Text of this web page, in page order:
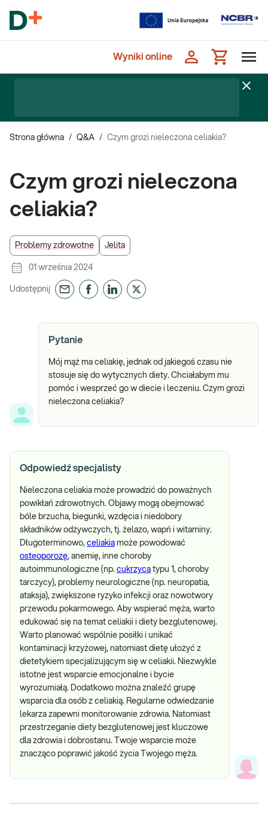
Wyniki online
Strona główna / Q&A / Czym grozi nieleczona celiakia?
Czym grozi nieleczona
celiakia?
Problemy zdrowotne Jelita
01 września 2024
Udostępnij
Pytanie
Mój mąż ma celiakię, jednak od jakiegoś czasu nie
stosuje się do wytycznych diety. Chciałabym mu
pomóc i wesprzeć go w diecie i leczeniu. Czym grozi
nieleczona celiakia?
Odpowiedź specjalisty
Nieleczona celiakia może prowadzić do poważnych
powikłań zdrowotnych. Objawy mogą obejmować
bóle brzucha, biegunki, wzdęcia i niedobory
składników odżywczych, tj. żelazo, wapń i witaminy.
Długoterminowo, celiakia może powodować
osteoporozę, anemię, inne choroby
autoimmunologiczne (np. cukrzyca typu 1, choroby
tarczycy), problemy neurologiczne (np. neuropatia,
ataksja), zwiększone ryzyko infekcji oraz nowotwory
przewodu pokarmowego. Aby wspierać męża, warto
edukować się na temat celiakii i diety bezglutenowej.
Warto planować wspólnie posiłki i unikać
kontaminacji krzyżowej, natomiast dietę ułożyć z
dietetykiem specjalizującym się w celiakii. Niezwykle
istotne jest wsparcie emocjonalne i bycie
wyrozumiałą. Dodatkowo można znaleźć grupę
wsparcia dla osób z celiakią. Regularne odwiedzanie
lekarza zapewni monitorowanie zdrowia. Natomiast
przestrzeganie diety bezglutenowej jest kluczowe
dla zdrowia i dobrostanu. Twoje wsparcie może
znacząco poprawić jakość życia Twojego męża.